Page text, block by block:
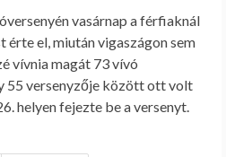
vasárnap a férfiaknál
érte el, miután vigaszágon sem
vívnia magát 73 vívó
55 versenyzője között ott volt
helyen fejezte be a versenyt.